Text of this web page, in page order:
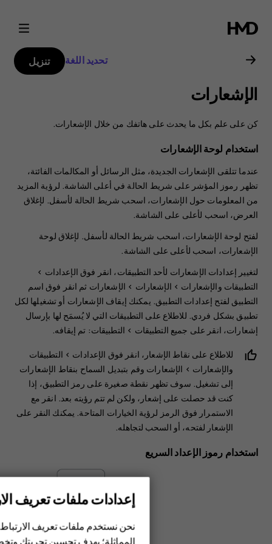
دليل
مستخدم
هاتف
Nokia
2.1
تحديد اللغة تنزيل
الإشعارات
كن على علم بكل ما يحدث على هاتفك من خلال الإشعارات.
استخدام لوحة الإشعارات
عندما تتلقى الإشعارات الجديدة، مثل الرسائل أو المكالمات الفائتة،
تظهر رموز المؤشر على شريط الحالة في أعلى الشاشة. لرؤية المزيد
من المعلومات حول الإشعارات، اسحب شريط الحالة لأسفل. لإغلاق
العرض، اسحب لأعلى على الشاشة.
لفتح لوحة الإشعارات، اسحب شريط الحالة لأسفل. لإغلاق لوحة
الإشعارات، اسحب لأعلى على الشاشة.
لتغيير إعدادات الإشعارات لأحد التطبيقات، انقر فوق
>
التطبيقات والإشعارات > الإشعارات > الإشعارات ثم انقر فوق اسم
التطبيق لفتح إعدادات التطبيق. يمكنك إيقاف الإشعارات أو تشغيلها لكل
تطبيق بشكل فردي. للاطلاع على التطبيقات التي لا يُسمَح لها بإرسال
إشعارات، انقر على جميع التطبيقات > التطبيقات: تم إيقافه.
للاطلاع على نقاط الإشعار، انقر فوق الإعدادات > ‬‏‫التطبيقات
والإشعارات > ‬‏‫الإشعارات وقم بتبديل السماح بنقاط الإشعارات
إلى تشغيل. سوف تظهر نقطة صغيرة على رمز التطبيق، إذا
كنت قد حصلت على إشعار، ولكن لم تتم رؤيته بعد. انقر مع
الاستمرار فوق الرمز لرؤية الخيارات المتاحة. يمكنك النقر على
الإشعار لفتحه، أو السحب لتجاهله.
استخدام رموز الإعداد السريع
إعدادات ملفات تعريف
نحن نستخدم ملفات تعريف